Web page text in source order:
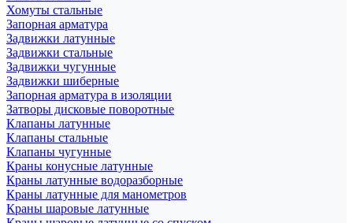
Хомуты стальные
Запорная арматура
Задвижки латунные
Задвижки стальные
Задвижки чугунные
Задвижки шиберные
Запорная арматура в изоляции
Затворы дисковые поворотные
Клапаны латунные
Клапаны стальные
Клапаны чугунные
Краны конусные латунные
Краны латунные водоразборные
Краны латунные для манометров
Краны шаровые латунные